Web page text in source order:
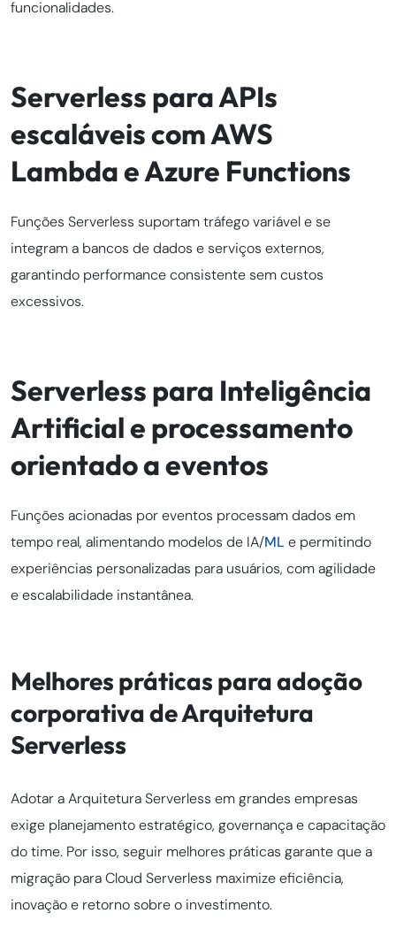
funcionalidades.
Serverless para APIs
escaláveis com AWS
Lambda e Azure Functions
Funções Serverless suportam tráfego variável e se
integram a bancos de dados e serviços externos,
garantindo performance consistente sem custos
excessivos.
Serverless para Inteligência
Artificial e processamento
orientado a eventos
Funções acionadas por eventos processam dados em
tempo real, alimentando modelos de IA/ML e permitindo
experiências personalizadas para usuários, com agilidade
e escalabilidade instantânea.
Melhores práticas para adoção
corporativa de Arquitetura
Serverless
Adotar a Arquitetura Serverless em grandes empresas
exige planejamento estratégico, governança e capacitação
do time. Por isso, seguir melhores práticas garante que a
migração para Cloud Serverless maximize eficiência,
inovação e retorno sobre o investimento.